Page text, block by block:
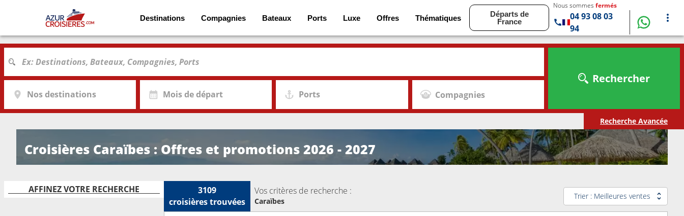
Destinations Compagnies Bateaux Ports Luxe Offres Thématiques
Départs de
France
Nous sommes fermés
04 93 08 03
94
Nos destinations Mois de départ Ports Compagnies
Rechercher
Recherche Avancée
Croisières Caraïbes : Offres et promotions 2026 - 2027
AFFINEZ VOTRE RECHERCHE
3109
croisièrestrouvées
Vos critères de recherche :
Caraïbes
Trier : Meilleures ventes